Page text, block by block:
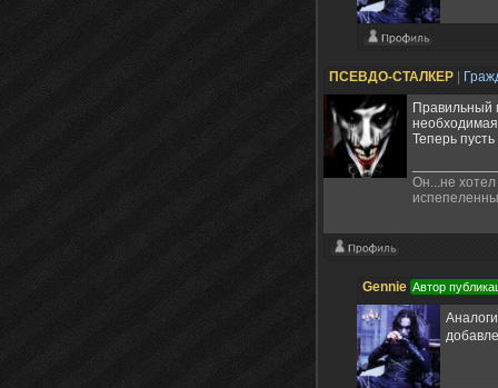
ПСЕВДО-СТАЛКЕР
Правильный
Теперь
Он...не
Gennie Автор